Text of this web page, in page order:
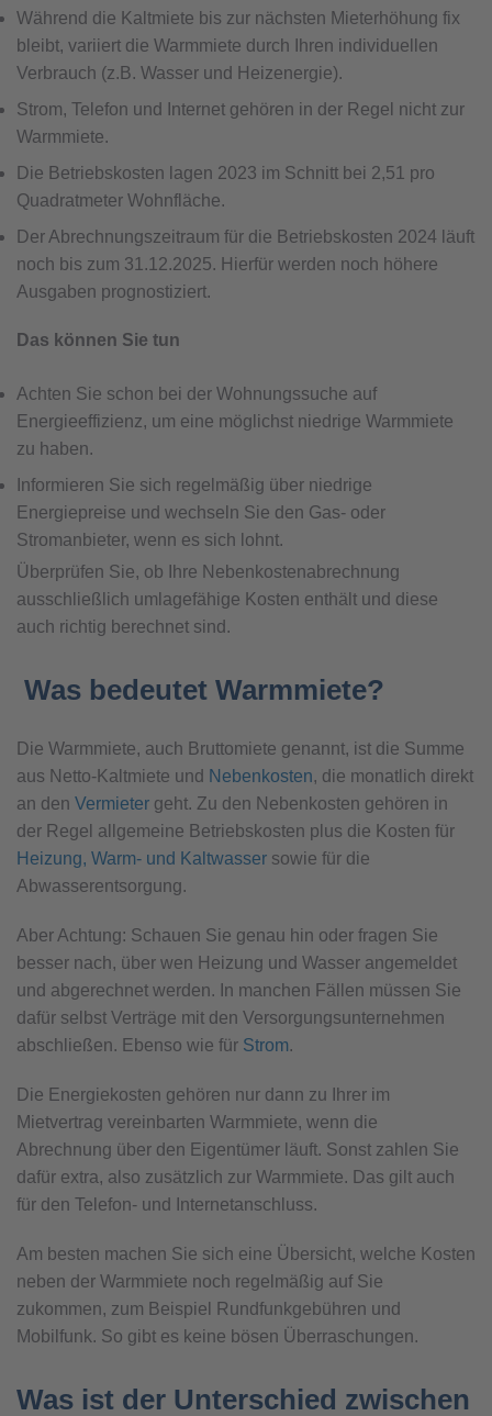
Während die Kaltmiete bis zur nächsten Mieterhöhung fix
bleibt, variiert die Warmmiete durch Ihren individuellen
Verbrauch (z.B. Wasser und Heizenergie).
Strom, Telefon und Internet gehören in der Regel nicht zur
Warmmiete.
Die Betriebskosten lagen 2023 im Schnitt bei 2,51 pro
Quadratmeter Wohnfläche.
Der Abrechnungszeitraum für die Betriebskosten 2024 läuft
noch bis zum 31.12.2025. Hierfür werden noch höhere
Ausgaben prognostiziert.
Das können Sie tun
Achten Sie schon bei der Wohnungssuche auf
Energieeffizienz, um eine möglichst niedrige Warmmiete
zu haben.
Informieren Sie sich regelmäßig über niedrige
Energiepreise und wechseln Sie den Gas- oder
Stromanbieter, wenn es sich lohnt.
Überprüfen Sie, ob Ihre Nebenkostenabrechnung
ausschließlich umlagefähige Kosten enthält und diese
auch richtig berechnet sind.
Was bedeutet Warmmiete?
Die Warmmiete, auch Bruttomiete genannt, ist die Summe
aus Netto-Kaltmiete und Nebenkosten, die monatlich direkt
an den Vermieter geht. Zu den Nebenkosten gehören in
der Regel allgemeine Betriebskosten plus die Kosten für
Heizung, Warm- und Kaltwasser sowie für die
Abwasserentsorgung.
Aber Achtung: Schauen Sie genau hin oder fragen Sie
besser nach, über wen Heizung und Wasser angemeldet
und abgerechnet werden. In manchen Fällen müssen Sie
dafür selbst Verträge mit den Versorgungsunternehmen
abschließen. Ebenso wie für Strom.
Die Energiekosten gehören nur dann zu Ihrer im
Mietvertrag vereinbarten Warmmiete, wenn die
Abrechnung über den Eigentümer läuft. Sonst zahlen Sie
dafür extra, also zusätzlich zur Warmmiete. Das gilt auch
für den Telefon- und Internetanschluss.
Am besten machen Sie sich eine Übersicht, welche Kosten
neben der Warmmiete noch regelmäßig auf Sie
zukommen, zum Beispiel Rundfunkgebühren und
Mobilfunk. So gibt es keine bösen Überraschungen.
Was ist der Unterschied zwischen